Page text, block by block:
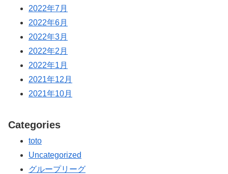
2022年7月
2022年6月
2022年3月
2022年2月
2022年1月
2021年12月
2021年10月
Categories
toto
Uncategorized
グループリーグ